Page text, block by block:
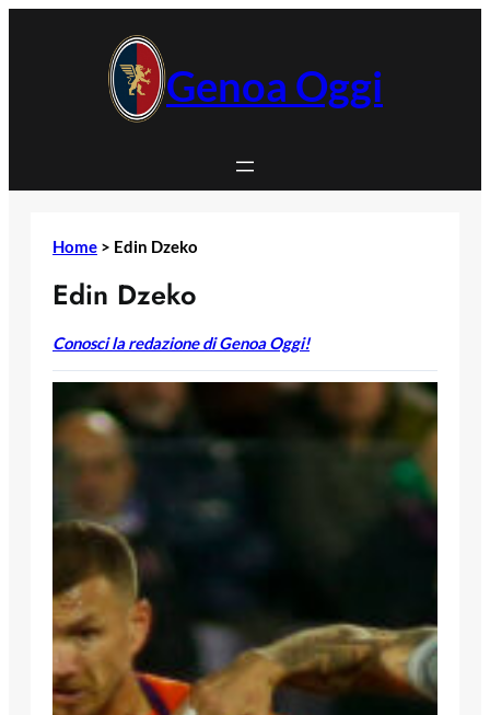
Genoa Oggi
Home > Edin Dzeko
Edin Dzeko
Conosci la redazione di Genoa Oggi!